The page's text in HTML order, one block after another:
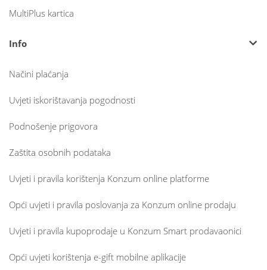
MultiPlus kartica
Info
Načini plaćanja
Uvjeti iskorištavanja pogodnosti
Podnošenje prigovora
Zaštita osobnih podataka
Uvjeti i pravila korištenja Konzum online platforme
Opći uvjeti i pravila poslovanja za Konzum online prodaju
Uvjeti i pravila kupoprodaje u Konzum Smart prodavaonici
Opći uvjeti korištenja e-gift mobilne aplikacije